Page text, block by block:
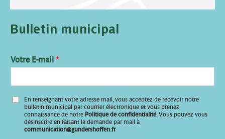
Bulletin municipal
V
o
r
e
*
Votre E-mail *
En renseignant votre adresse mail, vous acceptez de recevoir notre
bulletin municipal par courrier électronique et vous prenez
connaissance de notre Politique de confidentialité. Vous pouvez vous
désinscrire en faisant la demande par mail à
communication@gundershoffen.fr